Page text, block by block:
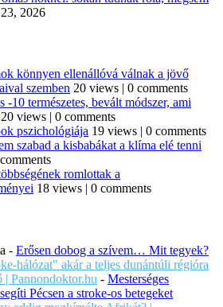
2026
könnyen ellenállóvá válnak a jövő
szemben 20 views | 0 comments
-10 természetes, bevált módszer, ami
20 views | 0 comments
pszichológiája 19 views | 0 comments
szabad a kisbabákat a klíma elé tenni
romlottak a
18 views | 0 comments
- Erősen dobog a szívem… Mit tegyek?
hálózat" akár a teljes dunántúli régióra
| Pannondoktor.hu - Mesterséges
Pécsen a stroke-os betegeket